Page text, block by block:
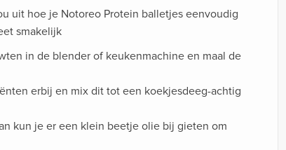
uit hoe je Notoreo Protein balletjes eenvoudig
smakelijk
in de blender of keukenmachine en maal de
erbij en mix dit tot een koekjesdeeg-achtig
kun je er een klein beetje olie bij gieten om